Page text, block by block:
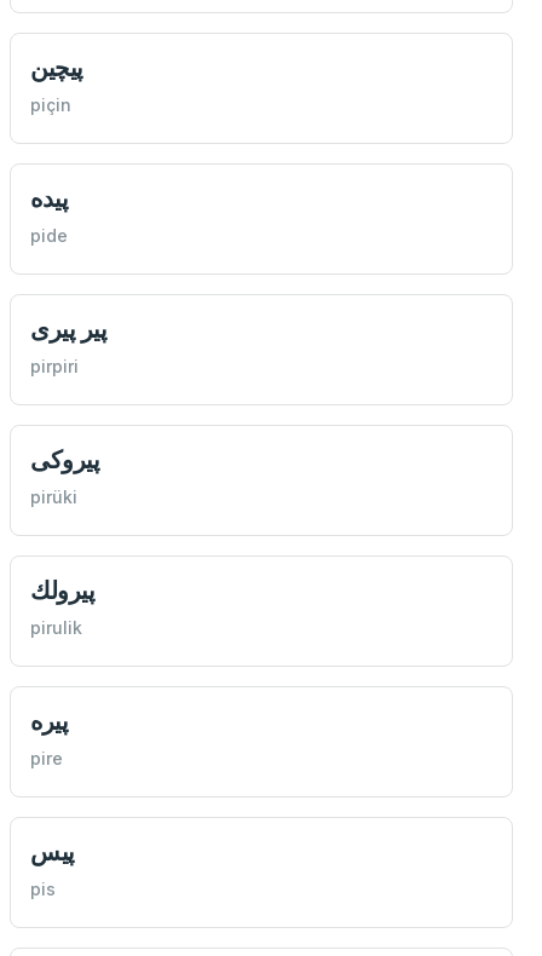
پيچين
piçin
پيده
pide
پير پيری
pirpiri
پيروكی
pirüki
پيرولك
pirulik
پيره
pire
پيس
pis